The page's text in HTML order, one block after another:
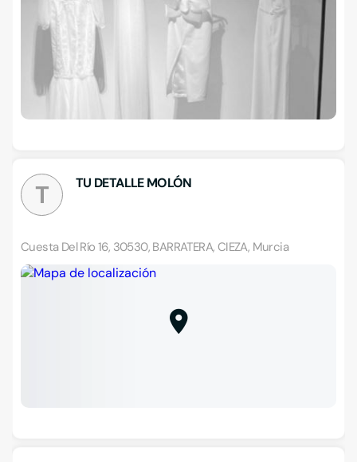
T TU DETALLE MOLÓN
Cuesta Del Río 16, 30530, BARRATERA, CIEZA, Murcia